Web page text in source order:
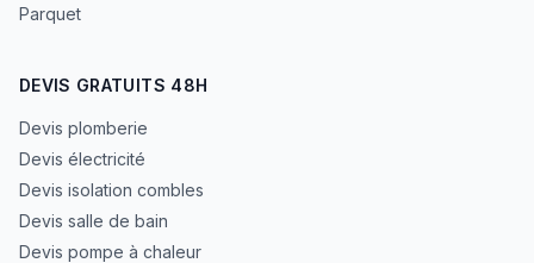
Parquet
DEVIS GRATUITS 48H
Devis plomberie
Devis électricité
Devis isolation combles
Devis salle de bain
Devis pompe à chaleur